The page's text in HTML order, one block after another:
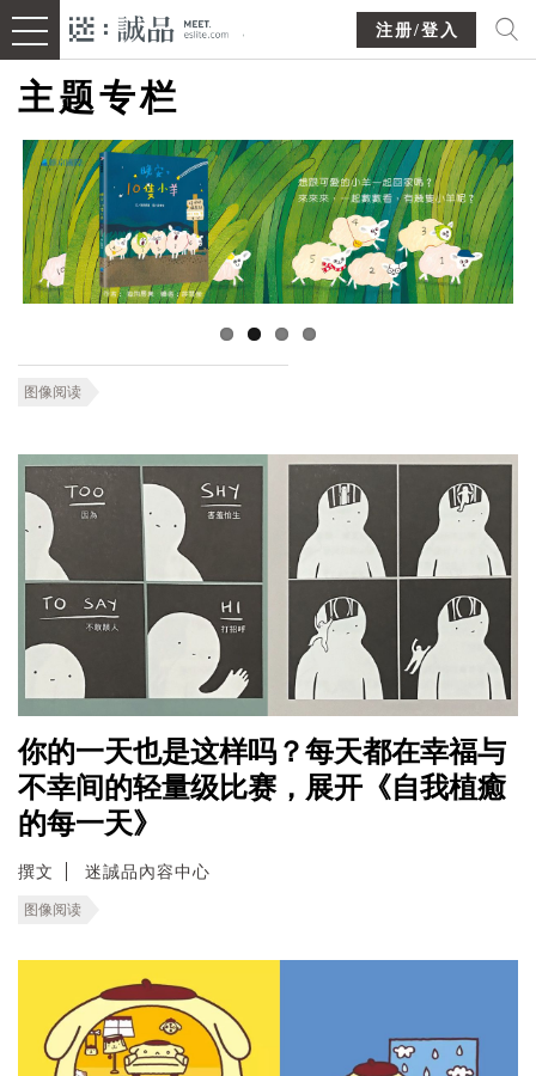
注册/登入
主题专栏
图像阅读
你的一天也是这样吗？每天都在幸福与
不幸间的轻量级比赛，展开《自我植癒
的每一天》
撰文 迷誠品內容中心
图像阅读